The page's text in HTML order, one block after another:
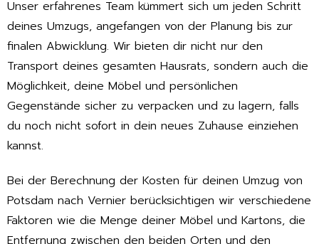
Unser erfahrenes Team kümmert sich um jeden Schritt
deines Umzugs, angefangen von der Planung bis zur
finalen Abwicklung. Wir bieten dir nicht nur den
Transport deines gesamten Hausrats, sondern auch die
Möglichkeit, deine Möbel und persönlichen
Gegenstände sicher zu verpacken und zu lagern, falls
du noch nicht sofort in dein neues Zuhause einziehen
kannst.
Bei der Berechnung der Kosten für deinen Umzug von
Potsdam nach Vernier berücksichtigen wir verschiedene
Faktoren wie die Menge deiner Möbel und Kartons, die
Entfernung zwischen den beiden Orten und den